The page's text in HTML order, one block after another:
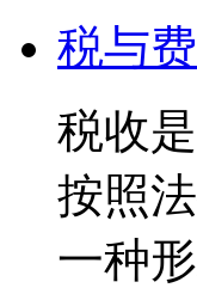
税与
税收
按照
一种